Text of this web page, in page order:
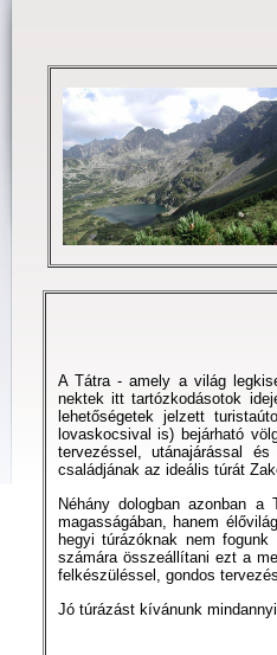
A Tátra - amely a világ
nektek itt tartózkodásotok
lehetőségetek jelzett
lovaskocsival is) bejárható
tervezéssel, utánajárással
családjának az ideális túrát
Néhány dologban azonban
magasságában, hanem
hegyi túrázóknak nem
számára összeállítani ezt a
felkészüléssel, gondos
Jó túrázást kívánunk